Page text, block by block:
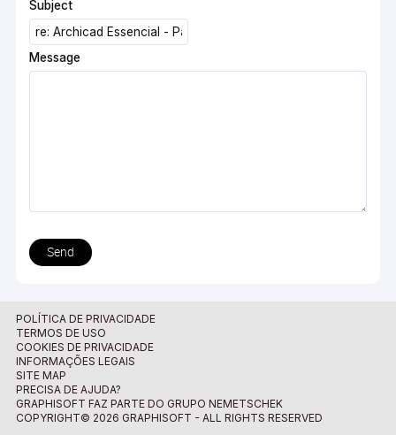
Subject
Message
Send
POLÍTICA DE PRIVACIDADE
TERMOS DE USO
COOKIES DE PRIVACIDADE
INFORMAÇÕES LEGAIS
SITE MAP
PRECISA DE AJUDA?
GRAPHISOFT FAZ PARTE DO GRUPO NEMETSCHEK
COPYRIGHT© 2026 GRAPHISOFT - ALL RIGHTS RESERVED